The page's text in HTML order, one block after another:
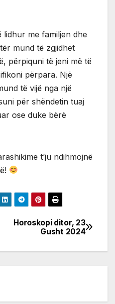
lidhur me familjen dhe
mund të zgjidhet
përpiquni të jeni më të
përpara. Një
të vijë nga një
për shëndetin tuaj
ose duke bërë
t’ju ndihmojnë
Horoskopi ditor, 23
Gusht 2024